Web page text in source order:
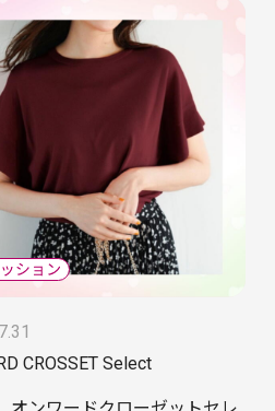
CROSSET Select